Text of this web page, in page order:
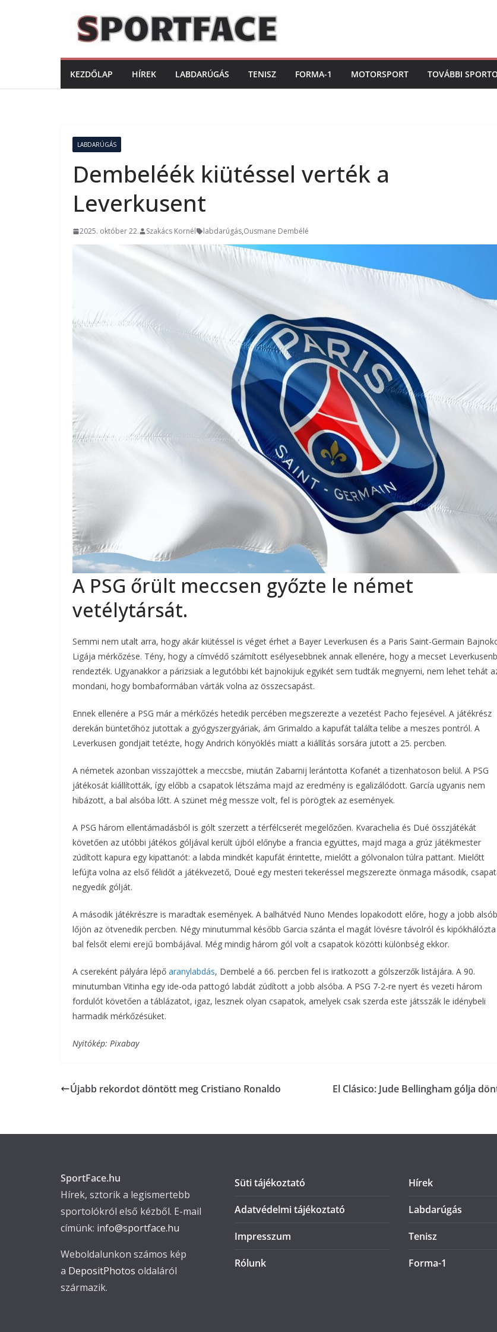
KEZDŐLAP HÍREK LABDARÚGÁS TENISZ FORMA-1 MOTORSPORT TOVÁBBI
LABDARÚGÁS
Dembeléék kiütéssel verték a
Leverkusent
2025. október 22. Szakács Kornél labdarúgás,Ousmane Dembélé
A PSG őrült meccsen győzte le német
vetélytársát.
Semmi nem utalt arra, hogy akár kiütéssel is véget érhet a Bayer Leverkusen és a Paris Saint-Germain
Ligája mérkőzése. Tény, hogy a címvédő számított esélyesebbnek annak ellenére, hogy a mecset
rendezték. Ugyanakkor a párizsiak a legutóbbi két bajnokijuk egyikét sem tudták megnyerni, nem lehet tehát
mondani, hogy bombaformában várták volna az összecsapást.
Ennek ellenére a PSG már a mérkőzés hetedik percében megszerezte a vezetést Pacho fejesével. A játékrész
derekán büntetőhöz jutottak a gyógyszergyáriak, ám Grimaldo a kapufát találta telibe a meszes pontról. A
Leverkusen gondjait tetézte, hogy Andrich könyöklés miatt a kiállítás sorsára jutott a 25. percben.
A németek azonban visszajöttek a meccsbe, miután Zabarnij lerántotta Kofanét a tizenhatoson belül. A PSG
játékosát kiállították, így előbb a csapatok létszáma majd az eredmény is egalizálódott. García ugyanis nem
hibázott, a bal alsóba lőtt. A szünet még messze volt, fel is pörögtek az események.
A PSG három ellentámadásból is gólt szerzett a térfélcserét megelőzően. Kvarachelia és Dué összjátékát
követően az utóbbi játékos góljával került újból előnybe a francia együttes, majd maga a grúz játékmester
zúdított kapura egy kipattanót: a labda mindkét kapufát érintette, mielőtt a gólvonalon túlra pattant. Mielőtt
lefújta volna az első félidőt a játékvezető, Doué egy mesteri tekeréssel megszerezte önmaga második,
negyedik gólját.
A második játékrészre is maradtak események. A balhátvéd Nuno Mendes lopakodott előre, hogy a jobb
lőjön az ötvenedik percben. Négy minutummal később Garcia szánta el magát lövésre távolról és kipókhálózta
bal felsőt elemi erejű bombájával. Még mindig három gól volt a csapatok közötti különbség ekkor.
A csereként pályára lépő aranylabdás, Dembelé a 66. percben fel is iratkozott a gólszerzők listájára. A 90.
minutumban Vitinha egy ide-oda pattogó labdát zúdított a jobb alsóba. A PSG 7-2-re nyert és vezeti három
fordulót követően a táblázatot, igaz, lesznek olyan csapatok, amelyek csak szerda este játsszák le idénybeli
harmadik mérkőzésüket.
Nyitókép: Pixabay
Újabb rekordot döntött meg Cristiano Ronaldo El Clásico: Jude Bellingham gólja
SportFace.hu
Hírek, sztorik a legismertebb
sportolókról első kézből. E-mail
címünk: info@sportface.hu
Weboldalunkon számos kép
a DepositPhotos oldaláról
származik.
Süti tájékoztató
Adatvédelmi tájékoztató
Impresszum
Rólunk
Hírek
Labdarúgás
Tenisz
Forma-1